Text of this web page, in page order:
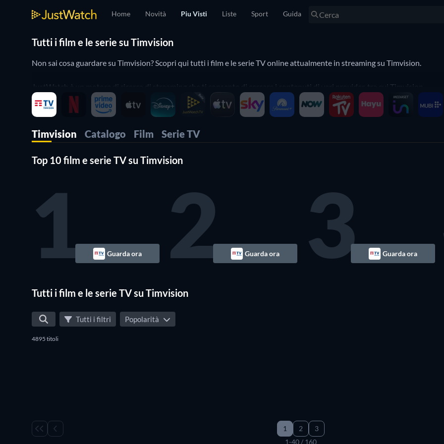
Home Novità Piu Visti Liste Sport Guida
Tutti i film e le serie su Timvision
Non sai cosa guardare su Timvision? Scopri qui tutti i film e le serie TV online attualmente in streaming su Timvision.
JustWatch è un motore di ricerca di streaming che ti consente di cercare i contenuti di vari provider, tra cui Timvision.
Cerca, filtra e confronta i prezzi per trovare il provider migliore dove acquistare o noleggiare film e serie TV.
Timvision Catalogo Film Serie TV
Top 10 film e serie TV su Timvision
1 Guarda ora 2 Guarda ora 3 Guarda ora
Tutti i film e le serie TV su Timvision
Tutti i filtri Popolarità
4895 titoli
1 2
3
1-40 / 160